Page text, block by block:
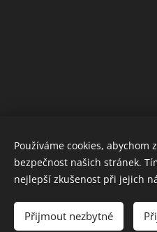
Obchodní
Používáme cookies,
bezpečnost našich stránek.
nejlepší zkušenost při jejich
Přijmout nezbytné